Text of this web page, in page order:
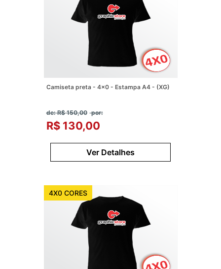
Camiseta preta - 4x0 - Estampa A4 - (XG)
de: R$ 150,00 por:
R$ 130,00
Ver Detalhes
4X0 CORES